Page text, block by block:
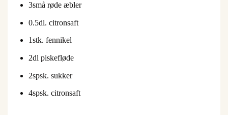
3små røde æbler
0.5dl. citronsaft
1stk. fennikel
2dl piskefløde
2spsk. sukker
4spsk. citronsaft